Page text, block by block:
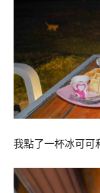
我點了一杯冰可可